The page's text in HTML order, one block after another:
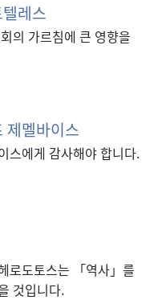
레스
의 가르침에 큰 영향을
멜바이스
스에게 감사해야 합니다.
로도토스는 「역사」를
것입니다.